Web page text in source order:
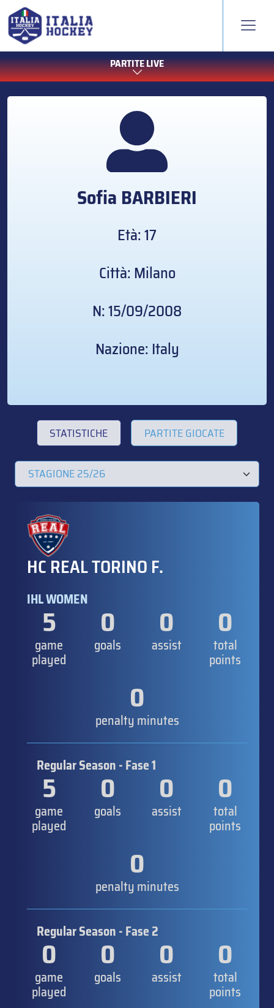
PARTITE LIVE
Sofia BARBIERI
Età: 17
Città: Milano
N: 15/09/2008
Nazione: Italy
STATISTICHE PARTITE GIOCATE
HC REAL TORINO F.
IHL WOMEN
5
game
played
0
goals
0
assist
0
total
points
0
penalty minutes
Regular Season - Fase 1
5
game
played
0
goals
0
assist
0
total
points
0
penalty minutes
Regular Season - Fase 2
0
game
played
0
goals
0
assist
0
total
points